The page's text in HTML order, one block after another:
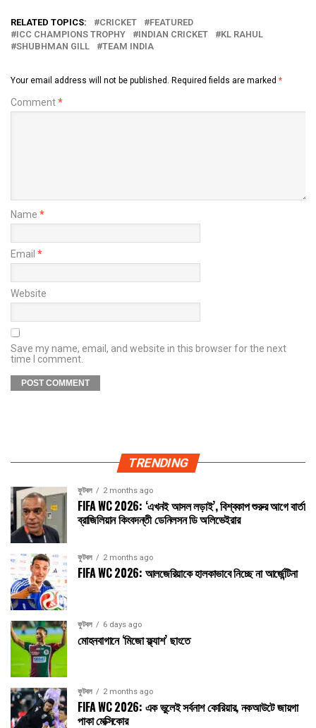
RELATED TOPICS: CRICKET
FEATURED
ICC CHAMPIONS TROPHY
INDIAN CRICKET
KL RAHUL
SHUBHMAN GILL
TEAM INDIA
Your email address will not be published. Required fields are marked *
Comment*
Name *
Email *
Website
Save my name, email, and website in this browser for the next
time I comment.
TRENDING
ফুটবল 2 months ago
FIFA WC 2026: ‘এখনই আসল লড়াই’, বিশ্বকাপ শুরুর আগে বার্তা
ব্রাজিলিয়ান কিংবদন্তী ডেনিলসন ডি অলিভেইরার
ফুটবল 2 months ago
FIFA WC 2026: আলজেরিয়াকে হালকাভাবে নিচ্ছে না আর্জেন্টিনা
ফুটবল 6 days ago
মোহনবাগানে ‘মিজো ফ্ল্যাশ’ ছাংতে
ফুটবল 2 months ago
FIFA WC 2026: এক ভুলেই সর্বনাশ কোরিয়ার, নকআউটে জায়গা
পাকা মেক্সিকোর